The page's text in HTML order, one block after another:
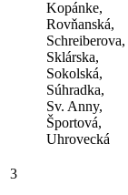
Kopánke,
Rovňanská,
Schreiberova,
Sklárska,
Sokolská,
Súhradka,
Sv. Anny,
Športová,
Uhrovecká
3